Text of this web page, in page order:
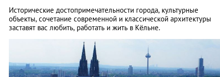
Исторические достопримечательности города, культурные
объекты, сочетание современной и классической архитектуры
заставят вас любить, работать и жить в Кёльне.